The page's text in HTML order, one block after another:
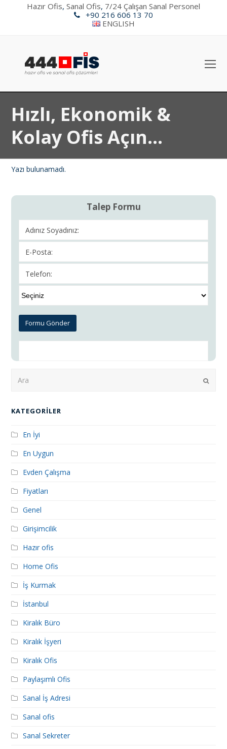
Hazır Ofis, Sanal Ofis, 7/24 Çalışan Sanal Personel
+90 216 606 13 70
ENGLISH
Hızlı, Ekonomik &
Kolay Ofis Açın...
Yazı bulunamadı.
Talep Formu
KATEGORILER
En İyi
En Uygun
Evden Çalışma
Fiyatları
Genel
Girişimcilik
Hazır ofis
Home Ofis
İş Kurmak
İstanbul
Kiralık Büro
Kiralık İşyeri
Kiralık Ofis
Paylaşımlı Ofis
Sanal İş Adresi
Sanal ofis
Sanal Sekreter